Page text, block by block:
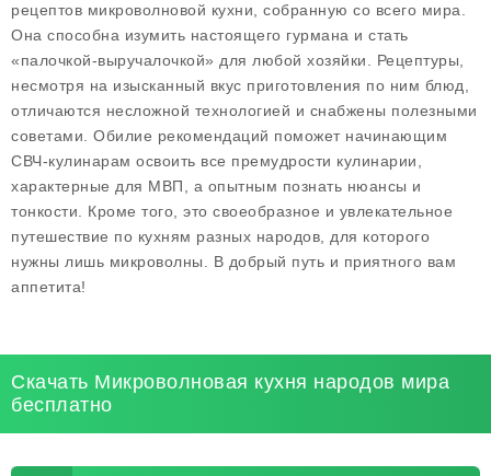
рецептов микроволновой кухни, собранную со всего мира.
Она способна изумить настоящего гурмана и стать
«палочкой-выручалочкой» для любой хозяйки. Рецептуры,
несмотря на изысканный вкус приготовления по ним блюд,
отличаются несложной технологией и снабжены полезными
советами. Обилие рекомендаций поможет начинающим
СВЧ-кулинарам освоить все премудрости кулинарии,
характерные для МВП, а опытным познать нюансы и
тонкости. Кроме того, это своеобразное и увлекательное
путешествие по кухням разных народов, для которого
нужны лишь микроволны. В добрый путь и приятного вам
аппетита!
Скачать Микроволновая кухня народов мира
бесплатно